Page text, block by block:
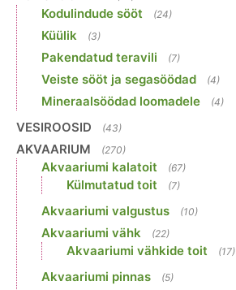
Kodulindude sööt (24)
Küülik (3)
Pakendatud teravili (7)
Veiste sööt ja segasöödad (4)
Mineraalsöödad loomadele (4)
VESIROOSID (43)
AKVAARIUM (270)
Akvaariumi kalatoit (67)
Külmutatud toit (7)
Akvaariumi valgustus (10)
Akvaariumi vähk (22)
Akvaariumi vähkide toit (17)
Akvaariumi pinnas (5)